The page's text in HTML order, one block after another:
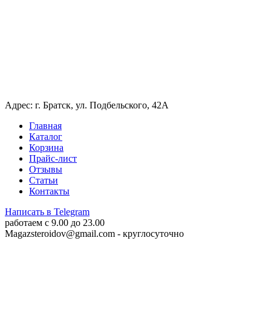
Адрес: г. Братск, ул. Подбельского, 42А
Главная
Каталог
Корзина
Прайс-лист
Отзывы
Статьи
Контакты
Написать в Telegram
работаем c 9.00 до 23.00
Magazsteroidov@gmail.com - круглосуточно